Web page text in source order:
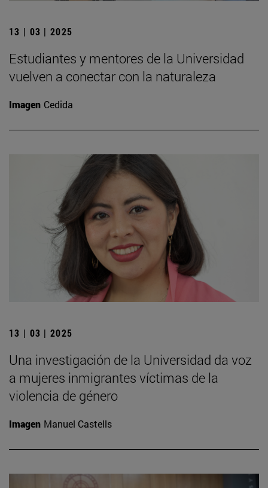
13 | 03 | 2025
Estudiantes y mentores de la Universidad
vuelven a conectar con la naturaleza
Imagen Cedida
13 | 03 | 2025
Una investigación de la Universidad da voz
a mujeres inmigrantes víctimas de la
violencia de género
Imagen Manuel Castells